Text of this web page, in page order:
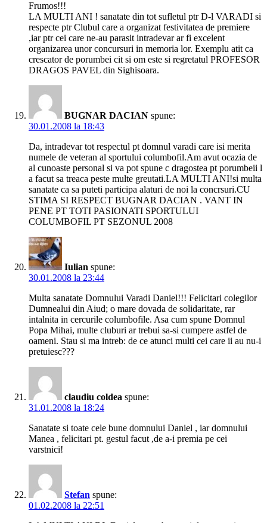
Frumos!!!
LA MULTI ANI ! sanatate din tot sufletul ptr D-l VARADI si
respecte ptr Clubul care a organizat festivitatea de premiere
,iar ptr cei care ne-au parasit intradevar ar fi excelent
organizarea unor concursuri in memoria lor. Exemplu atit ca
crescator de porumbei cit si om este si regretatul PROFESOR
DRAGOS PAVEL din Sighisoara.
BUGNAR DACIAN spune:
30.01.2008 la 18:43
Da, intradevar tot respectul pt domnul varadi care isi merita
numele de veteran al sportului columbofil.Am avut ocazia de
al cunoaste personal si va pot spune c dragostea pt porumbeii l
a facut sa treaca peste multe greutati.LA MULTI ANI!si multa
sanatate ca sa puteti participa alaturi de noi la concrsuri.CU
STIMA SI RESPECT BUGNAR DACIAN . VANT IN
PENE PT TOTI PASIONATI SPORTULUI
COLUMBOFIL PT SEZONUL 2008
Iulian spune:
30.01.2008 la 23:44
Multa sanatate Domnului Varadi Daniel!!! Felicitari colegilor
Dumnealui din Aiud; o mare dovada de solidaritate, rar
intalnita in cercurile columbofile. Asa cum spune Domnul
Popa Mihai, multe cluburi ar trebui sa-si cumpere astfel de
oameni. Stau si ma intreb: de ce atunci multi cei care ii au nu-i
pretuiesc???
claudiu coldea spune:
31.01.2008 la 18:24
Sanatate si toate cele bune domnului Daniel , iar domnului
Manea , felicitari pt. gestul facut ,de a-i premia pe cei
varstnici!
Stefan spune:
01.02.2008 la 22:51